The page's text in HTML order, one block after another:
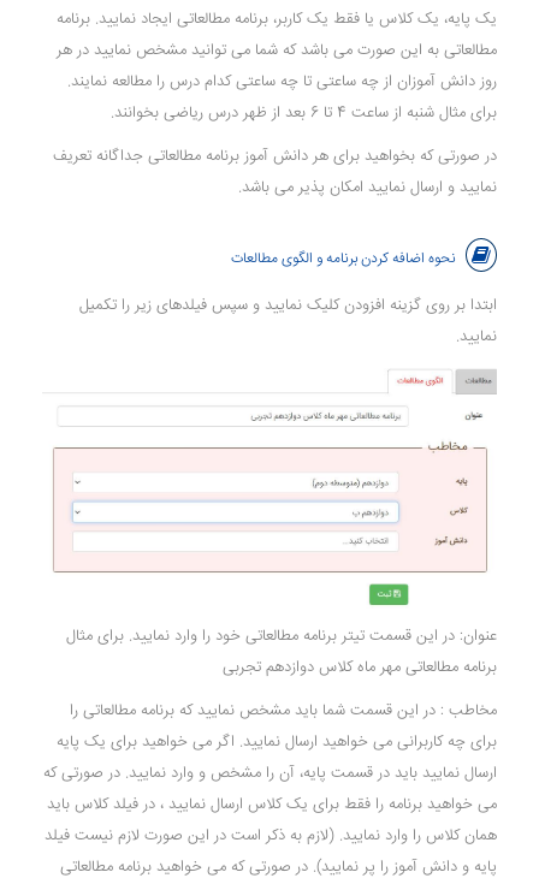
یک پایه، یک کلاس یا فقط یک کاربر، برنامه مطالعاتی ایجاد نمایید. برنامه
مطالعاتی به این صورت می باشد که شما می توانید مشخص نمایید در هر
روز دانش آموزان از چه ساعتی تا چه ساعتی کدام درس را مطالعه نمایند.
برای مثال شنبه از ساعت 4 تا 6 بعد از ظهر درس ریاضی بخوانند.
در صورتی که بخواهید برای هر دانش آموز برنامه مطالعاتی جداگانه تعریف
نمایید و ارسال نمایید امکان پذیر می باشد.
نحوه اضافه کردن برنامه و الگوی مطالعات
ابتدا بر روی گزینه افزودن کلیک نمایید و سپس فیلدهای زیر را تکمیل
نمایید.
عنوان: در این قسمت تیتر برنامه مطالعاتی خود را وارد نمایید. برای مثال
برنامه مطالعاتی مهر ماه کلاس دوازدهم تجربی
مخاطب : در این قسمت شما باید مشخص نمایید که برنامه مطالعاتی را
برای چه کاربرانی می خواهید ارسال نمایید. اگر می خواهید برای یک پایه
ارسال نمایید باید در قسمت پایه، آن را مشخص و وارد نمایید. در صورتی که
می خواهید برنامه را فقط برای یک کلاس ارسال نمایید ، در فیلد کلاس باید
همان کلاس را وارد نمایید. (لازم به ذکر است در این صورت لازم نیست فیلد
پایه و دانش آموز را پر نمایید). در صورتی که می خواهید برنامه مطالعاتی